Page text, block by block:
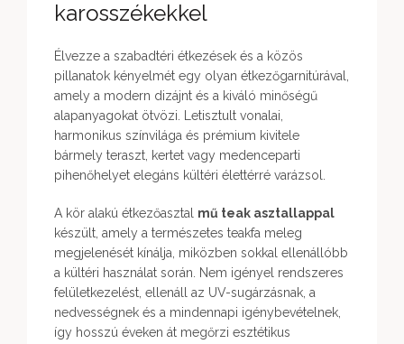
karosszékekkel
Élvezze a szabadtéri étkezések és a közös
pillanatok kényelmét egy olyan étkezőgarnitúrával,
amely a modern dizájnt és a kiváló minőségű
alapanyagokat ötvözi. Letisztult vonalai,
harmonikus színvilága és prémium kivitele
bármely teraszt, kertet vagy medenceparti
pihenőhelyet elegáns kültéri élettérré varázsol.
A kör alakú étkezőasztal mű teak asztallappal
készült, amely a természetes teakfa meleg
megjelenését kínálja, miközben sokkal ellenállóbb
a kültéri használat során. Nem igényel rendszeres
felületkezelést, ellenáll az UV-sugárzásnak, a
nedvességnek és a mindennapi igénybevételnek,
így hosszú éveken át megőrzi esztétikus